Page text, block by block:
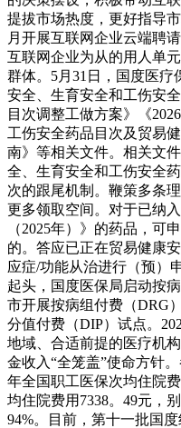
提拔市场热度，更好指导
月开展互联网企业云端聘
互联网企业为从的用人单
群体。5月31日，国度医疗
安全、生育安全和工伤安
目次调整工做方案》《
工伤安全药品目次及贸易
南》等相关文件。相关文
全、生育安全和工伤安全
次的跟尾机制。鞭策多条
更多领取空间。对于已纳
（2025年）》的药品，可
的。答应已正在贸易健康
应症/功能从治进行（预）
起头，国度医保局启动按
市开展按病组付费（DRG
分值付费（DIP）试点。
地域、合适前提的医疗机
金收入“全笼盖”使命方针
年全国职工医保次均住院
均住院费用7338。49元，
94%。目前，第十一批国